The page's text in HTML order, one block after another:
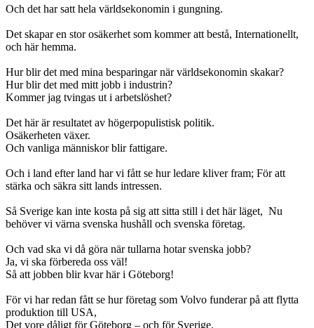
Och det har satt hela världsekonomin i gungning.
Det skapar en stor osäkerhet som kommer att bestå, Internationellt,
och här hemma.
Hur blir det med mina besparingar när världsekonomin skakar?
Hur blir det med mitt jobb i industrin?
Kommer jag tvingas ut i arbetslöshet?
Det här är resultatet av högerpopulistisk politik.
Osäkerheten växer.
Och vanliga människor blir fattigare.
Och i land efter land har vi fått se hur ledare kliver fram; För att
stärka och säkra sitt lands intressen.
Så Sverige kan inte kosta på sig att sitta still i det här läget, Nu
behöver vi värna svenska hushåll och svenska företag.
Och vad ska vi då göra när tullarna hotar svenska jobb?
Ja, vi ska förbereda oss väl!
Så att jobben blir kvar här i Göteborg!
För vi har redan fått se hur företag som Volvo funderar på att flytta
produktion till USA,
Det vore dåligt för Göteborg – och för Sverige,